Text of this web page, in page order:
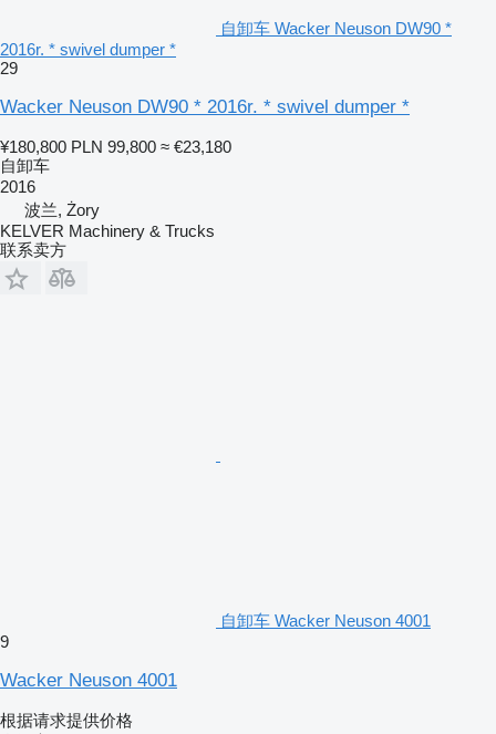
自卸车 Wacker Neuson DW90 *
2016r. * swivel dumper *
29
Wacker Neuson DW90 * 2016r. * swivel dumper *
¥180,800 PLN 99,800 ≈ €23,180
自卸车
2016
波兰, Żory
KELVER Machinery & Trucks
联系卖方
自卸车 Wacker Neuson 4001
9
Wacker Neuson 4001
根据请求提供价格